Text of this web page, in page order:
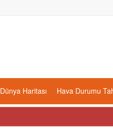
Dünya Haritası Hava Durumu